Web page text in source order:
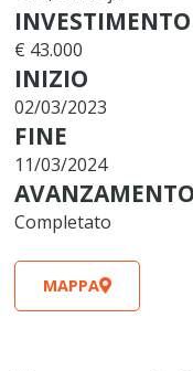
INVESTIMENTO
€ 43.000
INIZIO
02/03/2023
FINE
11/03/2024
AVANZAMENTO
Completato
MAPPA